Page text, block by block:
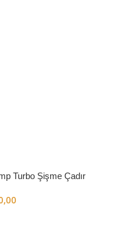
Turbo Şişme Çadır